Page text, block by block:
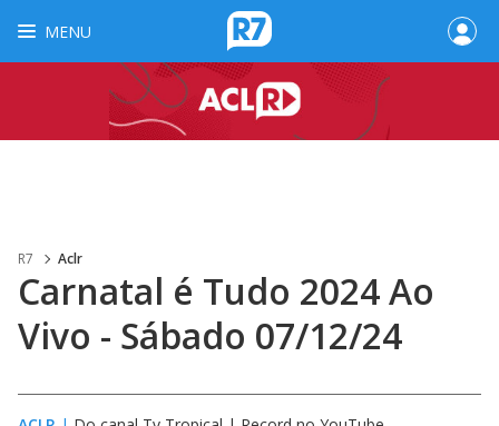
MENU
R7 Aclr
Carnatal é Tudo 2024 Ao
Vivo - Sábado 07/12/24